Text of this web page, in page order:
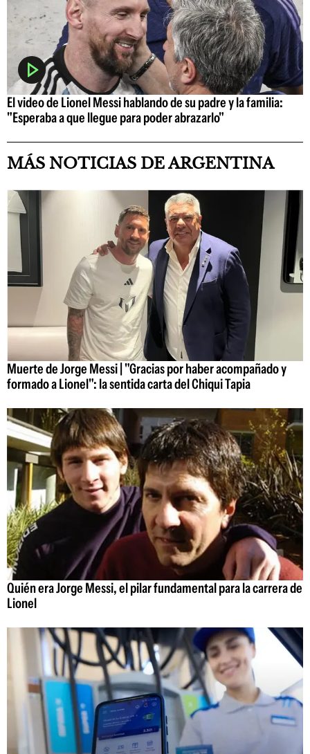
El video de Lionel Messi hablando de su padre y la familia:
"Esperaba a que llegue para poder abrazarlo"
MÁS NOTICIAS DE ARGENTINA
Muerte de Jorge Messi | "Gracias por haber acompañado y
formado a Lionel": la sentida carta del Chiqui Tapia
Quién era Jorge Messi, el pilar fundamental para la carrera de
Lionel